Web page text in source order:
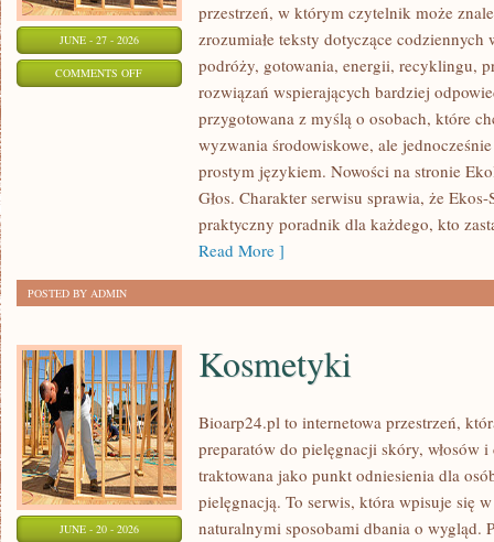
JUNE - 27 - 2026
COMMENTS OFFON
TECHNOLOGIE
przestrzeń, w którym czytelnik może
zrozumiałe teksty dotyczące
podróży, gotowania, energii, recyklingu,
rozwiązań wspierających bardziej
przygotowana z myślą o osobach, które
wyzwania środowiskowe, ale
prostym językiem. Nowości na stronie
Głos. Charakter serwisu sprawia, że
praktyczny poradnik dla każdego, kto
Read More ]
POSTED BY ADMIN
JUNE - 20 - 2026
Kosmetyki
Bioarp24.pl to internetowa przestrzeń,
preparatów do pielęgnacji skóry, włosów i
traktowana jako punkt odniesienia dla
pielęgnacją. To serwis, która wpisuje się
naturalnymi sposobami dbania o wygląd.